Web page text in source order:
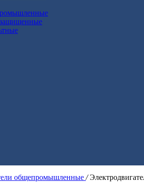
общепромышленные /